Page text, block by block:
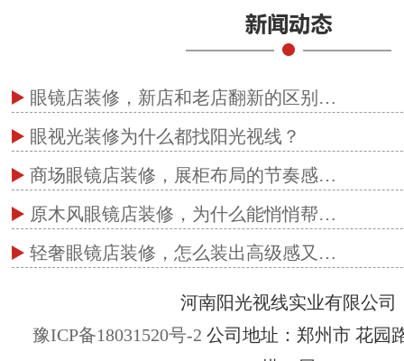
眼镜店装修，新店和老店翻新的区别…
眼视光装修为什么都找阳光视线？
商场眼镜店装修，展柜布局的节奏感…
原木风眼镜店装修，为什么能悄悄帮…
轻奢眼镜店装修，怎么装出高级感又…
河南阳光视线实业有限公司
豫ICP备18031520号-2 公司地址：郑州市 花园